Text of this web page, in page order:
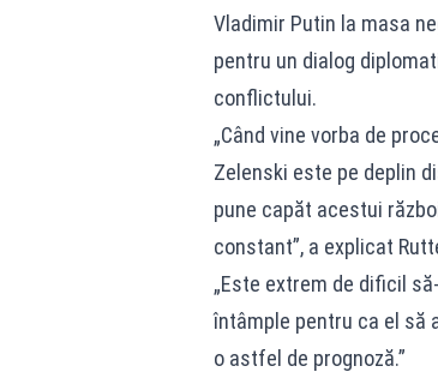
Vladimir Putin la masa
pentru un dialog
conflictului.
„Când vine vorba de
Zelenski este pe deplin
pune capăt acestui
constant”, a explicat
„Este extrem de dificil
întâmple pentru ca el să
o astfel de prognoză.”